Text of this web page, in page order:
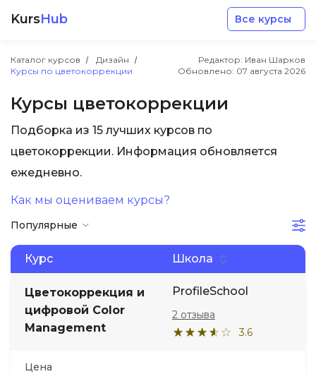
KursHub Все курсы
Каталог курсов
Дизайн
Курсы по цветокоррекции
Редактор: Иван Шарков
Обновлено: 07 августа 2026
Курсы цветокоррекции
Подборка из 15 лучших курсов по
цветокоррекции. Информация обновляется
ежедневно.
Как мы оцениваем курсы?
Популярные
Курс Школа
Цветокоррекция и
цифровой Color
Management
ProfileSchool
3.6
2 отзыва
Цена
Разработка
Дизайн
Аналитика
Менеджмент